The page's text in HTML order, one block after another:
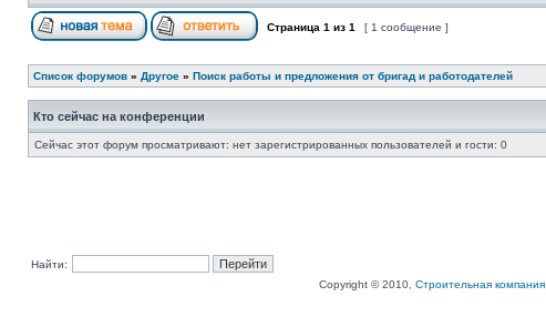
Страница 1 из 1 [ 1 сообщение ]
Список форумов » Другое » Поиск работы и предложения от бригад и работодателей
Кто сейчас на конференции
Сейчас этот форум просматривают: нет зарегистрированных пользователей и гости: 0
Найти:
Copyright © 2010, Строительная компания